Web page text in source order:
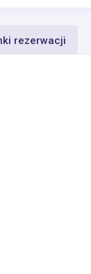
rezerwacji